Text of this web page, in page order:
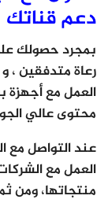
دعم قناتك
بمجرد حصولك
رعاة متدفقين ،
العمل مع أجهزة
محتوى عالي
عند التواصل مع
العمل مع
منتجاتها، ومن